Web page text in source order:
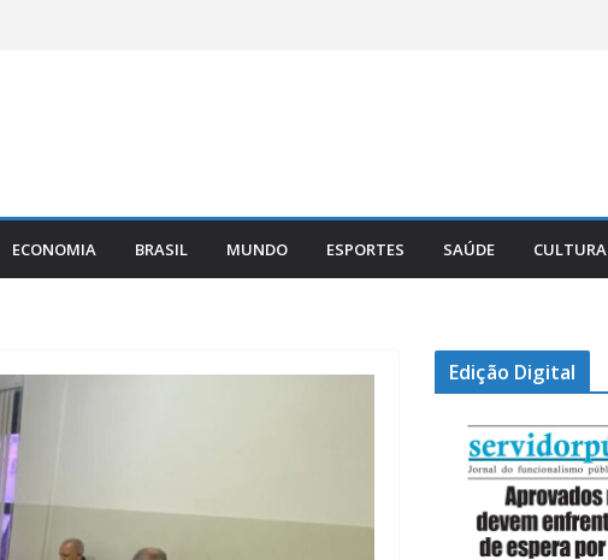
ECONOMIA BRASIL MUNDO ESPORTES SAÚDE CULTURA
Edição Digital